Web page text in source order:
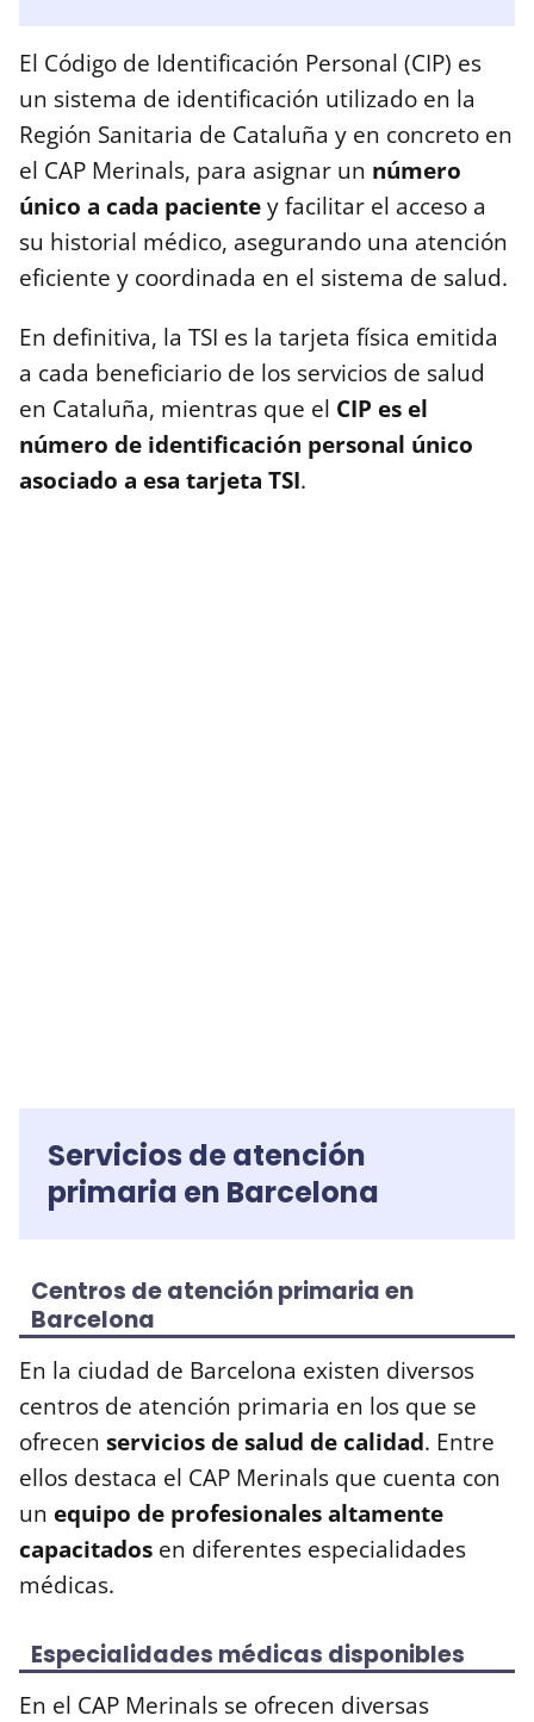
El Código de Identificación Personal (CIP) es
un sistema de identificación utilizado en la
Región Sanitaria de Cataluña y en concreto en
el CAP Merinals, para asignar un número
único a cada pacientey facilitar el acceso a
su historial médico, asegurando una atención
eficiente y coordinada en el sistema de salud.
En definitiva, la TSI es la tarjeta física emitida
a cada beneficiario de los servicios de salud
en Cataluña, mientras que el CIP es el
número de identificación personal único
asociado a esa tarjeta TSI.
Servicios de atención
primaria en Barcelona
Centros de atención primaria en
Barcelona
En la ciudad de Barcelona existen diversos
centros de atención primaria en los que se
ofrecen servicios de salud de calidad. Entre
ellos destaca el CAP Merinals que cuenta con
un equipo de profesionales altamente
capacitados en diferentes especialidades
médicas.
Especialidades médicas disponibles
En el CAP Merinals se ofrecen diversas